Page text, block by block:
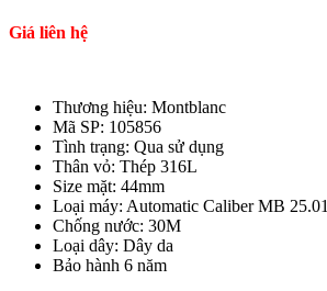
Giá liên hệ
Thương hiệu: Montblanc
Mã SP: 105856
Tình trạng: Qua sử dụng
Thân vỏ: Thép 316L
Size mặt: 44mm
Loại máy: Automatic Caliber MB 25.01
Chống nước: 30M
Loại dây: Dây da
Bảo hành 6 năm